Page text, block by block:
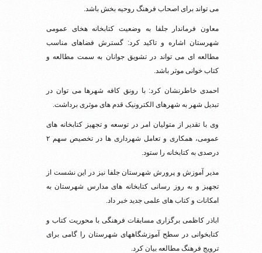
می تواند برای اصحاب فرهنگ روحیه بخش باشد.
معاون فرماندار جلفا به وضعیت کتابخانه هخای عمومی
شهرستان اشاره و تاکید کرد: گسترش فضاهای مناسب
مطالعه ای می تواند در تشویق جوانان به سمت مطالعه و
کتاب خوانی موثر باشد.
احمدی خاطرنشان کرد: با رونق کافه شهرها می توان در
تبدیل شهر به شهرهای الکترونیک قدم های موثری برداشت.
وی با تقدیر از متولیان امر در توسعه و تجهیز کتابخانه های
عمومی، همکاری و تعامل شهرداری ها در تخصیص سهم ۲
درصدی به کتابخانه را ستود.
مدیر آموزش و پرورش شهرستان جلفا نیز در این نشست از
تجهیز و به روز رسانی کتابخانه های مدارس شهرستان به
امکانات و کتاب های علمی جدید خبر داد.
اباذر کاظمی برگزاری مسابقات فرهنگی با محوریت کتاب و
کتابخوانی در سطح آموزشگاههای شهرستان را گامی برای
ترویج فرهنگ مطالعه بیان کرد.